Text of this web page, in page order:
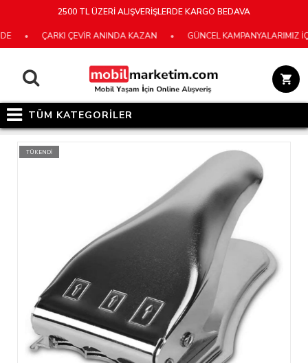
2500 TL ÜZERİ ALIŞVERİŞLERDE KARGO BEDAVA
• ÇARKI ÇEVİR ANINDA KAZAN • GÜNCEL KAMPANYALARIMIZ İÇİN
TÜM KATEGORİLER
TÜKENDİ